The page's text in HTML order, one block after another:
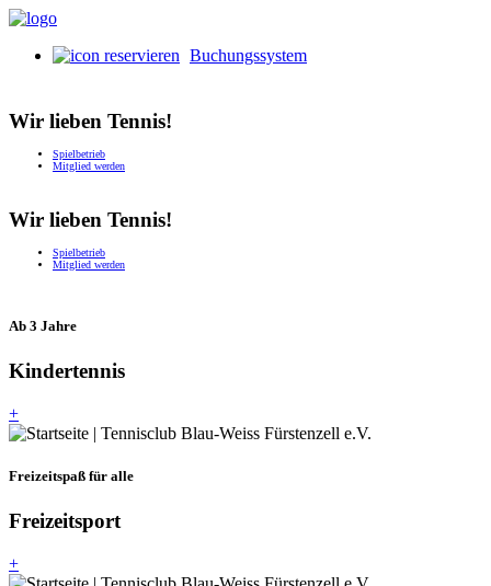
Buchungssystem
Wir lieben Tennis!
Spielbetrieb
Mitglied werden
Wir lieben Tennis!
Spielbetrieb
Mitglied werden
Ab 3 Jahre
Kindertennis
+
Freizeitspaß für alle
Freizeitsport
+